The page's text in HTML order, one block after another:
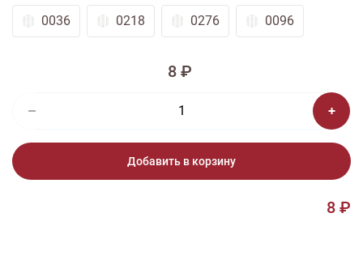
0036 0218 0276 0096
8 ₽
Добавить в корзину
8 ₽